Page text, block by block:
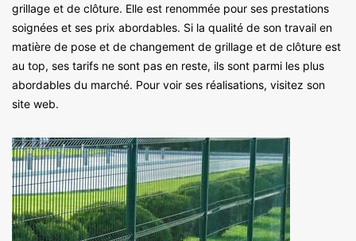
grillage et de clôture. Elle est renommée pour ses prestations
soignées et ses prix abordables. Si la qualité de son travail en
matière de pose et de changement de grillage et de clôture est
au top, ses tarifs ne sont pas en reste, ils sont parmi les plus
abordables du marché. Pour voir ses réalisations, visitez son
site web.